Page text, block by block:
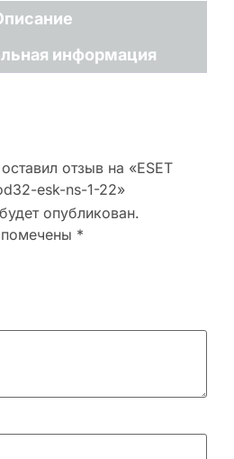
информация
отзыв на «ESET
esk-ns-1-22»
опубликован.
*